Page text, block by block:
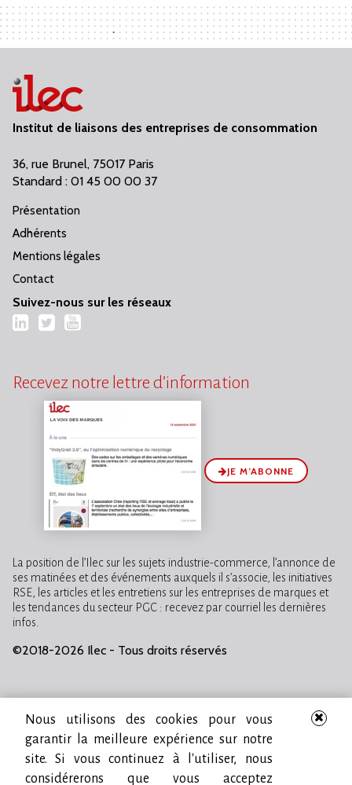
Institut de liaisons des entreprises de consommation
36, rue Brunel, 75017 Paris
Standard : 01 45 00 00 37
Présentation
Adhérents
Mentions légales
Contact
Suivez-nous sur les réseaux
LinkedIn
TwitterYouTube
Recevez notre lettre d’information
JE M’ABONNE
La position de l’Ilec sur les sujets industrie-commerce, l’annonce de
ses matinées et des événements auxquels il s’associe, les initiatives
RSE, les articles et les entretiens sur les entreprises de marques et
les tendances du secteur PGC : recevez par courriel les dernières
infos.
©2018-2026 Ilec - Tous droits réservés
Nous utilisons des cookies pour vous
garantir la meilleure expérience sur notre
site. Si vous continuez à l'utiliser, nous
considérerons que vous acceptez